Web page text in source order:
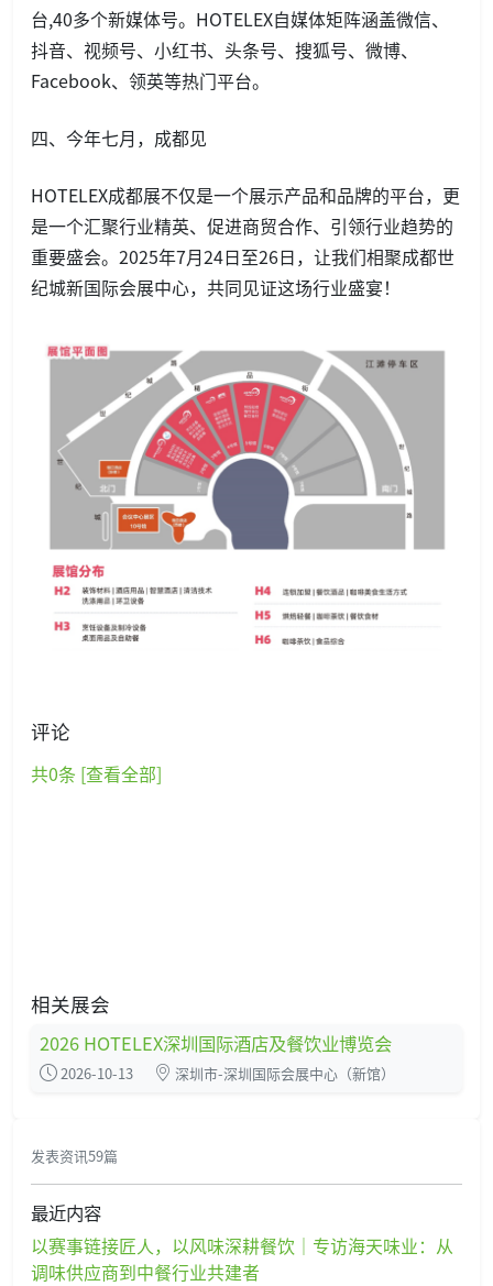
台,40多个新媒体号。HOTELEX自媒体矩阵涵盖微信、
抖音、视频号、小红书、头条号、搜狐号、微博、
Facebook、领英等热门平台。
四、今年七月，成都见
HOTELEX成都展不仅是一个展示产品和品牌的平台，更
是一个汇聚行业精英、促进商贸合作、引领行业趋势的
重要盛会。2025年7月24日至26日，让我们相聚成都世
纪城新国际会展中心，共同见证这场行业盛宴！
评论
共0条 [查看全部]
相关展会
2026 HOTELEX深圳国际酒店及餐饮业博览会
2026-10-13 深圳市-深圳国际会展中心（新馆）
发表资讯59篇
最近内容
以赛事链接匠人，以风味深耕餐饮｜专访海天味业：从
调味供应商到中餐行业共建者